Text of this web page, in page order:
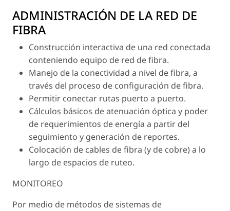
ADMINISTRACIÓN DE LA RED DE
FIBRA
Construcción interactiva de una red conectada
conteniendo equipo de red de fibra.
Manejo de la conectividad a nivel de fibra, a
través del proceso de configuración de fibra.
Permitir conectar rutas puerto a puerto.
Cálculos básicos de atenuación óptica y poder
de requerimientos de energía a partir del
seguimiento y generación de reportes.
Colocación de cables de fibra (y de cobre) a lo
largo de espacios de ruteo.
MONITOREO
Por medio de métodos de sistemas de